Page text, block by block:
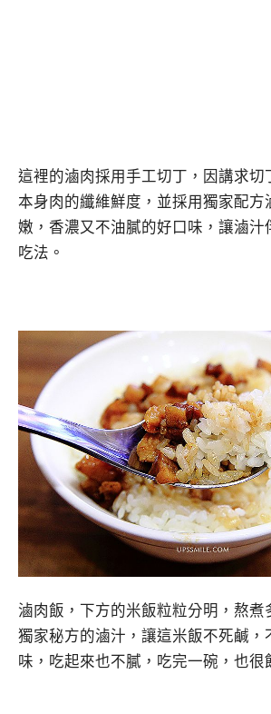
這裡的滷肉採用手工切丁，因講求切
本身肉的纖維鮮度，並採用獨家配方
嫩，香濃又不油膩的好口味，讓滷汁
吃法。
滷肉飯，下方的米飯粒粒分明，熬煮
獨家秘方的滷汁，讓這米飯不死鹹，
味，吃起來也不膩，吃完一碗，也很